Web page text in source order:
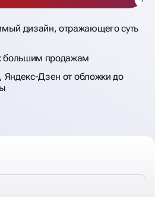
дизайн, отражающего суть
большим продажам
Яндекс-Дзен от обложки до